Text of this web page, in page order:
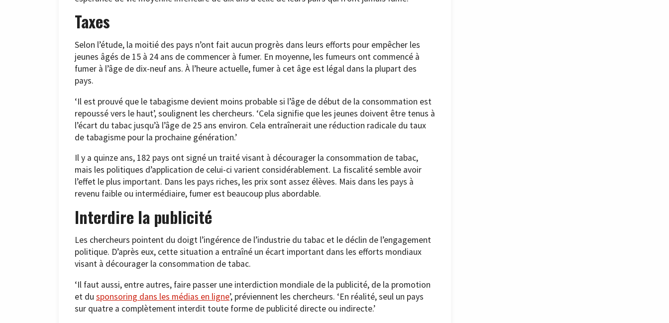
Taxes
Selon l’étude, la moitié des pays n’ont fait aucun progrès dans leurs efforts pour empêcher les
jeunes âgés de 15 à 24 ans de commencer à fumer. En moyenne, les fumeurs ont commencé à
fumer à l’âge de dix-neuf ans. À l’heure actuelle, fumer à cet âge est légal dans la plupart des
pays.
‘Il est prouvé que le tabagisme devient moins probable si l’âge de début de la consommation est
repoussé vers le haut’, soulignent les chercheurs. ‘Cela signifie que les jeunes doivent être tenus à
l’écart du tabac jusqu’à l’âge de 25 ans environ. Cela entraînerait une réduction radicale du taux
de tabagisme pour la prochaine génération.’
Il y a quinze ans, 182 pays ont signé un traité visant à décourager la consommation de tabac,
mais les politiques d’application de celui-ci varient considérablement. La fiscalité semble avoir
l’effet le plus important. Dans les pays riches, les prix sont assez élèves. Mais dans les pays à
revenu faible ou intermédiaire, fumer est beaucoup plus abordable.
Interdire la publicité
Les chercheurs pointent du doigt l’ingérence de l’industrie du tabac et le déclin de l’engagement
politique. D’après eux, cette situation a entraîné un écart important dans les efforts mondiaux
visant à décourager la consommation de tabac.
‘Il faut aussi, entre autres, faire passer une interdiction mondiale de la publicité, de la promotion
et du sponsoring dans les médias en ligne’, préviennent les chercheurs. ‘En réalité, seul un pays
sur quatre a complètement interdit toute forme de publicité directe ou indirecte.’